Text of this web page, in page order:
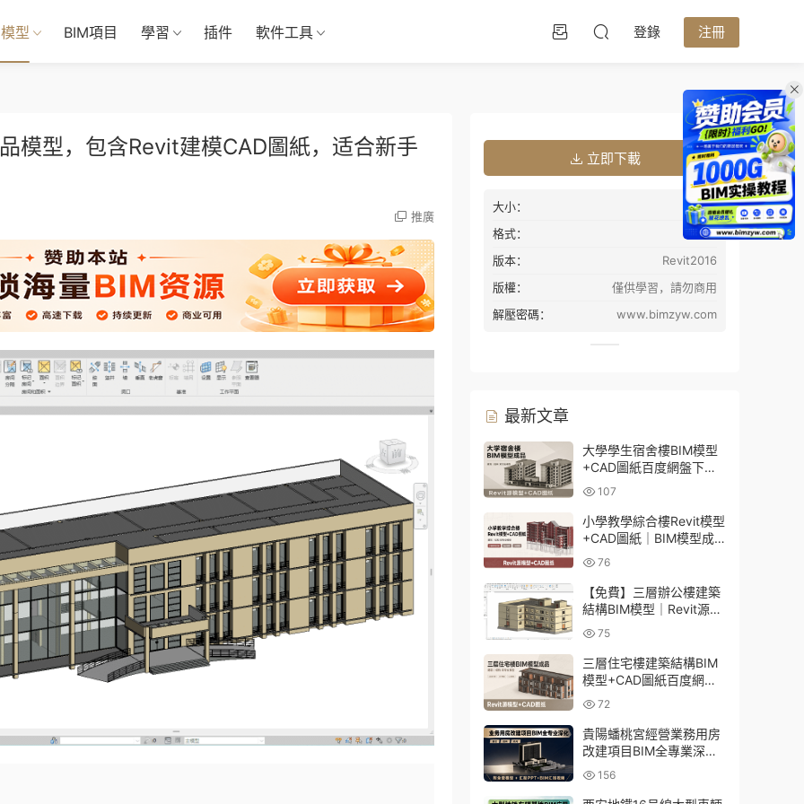
型 BIM項目 學習 插件 軟件工具 登錄 注冊
模型，包含Revit建模CAD圖紙，适合新手
推廣
立即下載
大小：
60MB
格式：
rvt
版本：
Revit2016
版權：
僅供學習，請勿商用
解壓密碼：
www.bimzyw.com
最新文章
大學學生宿舍樓BIM模型
+CAD圖紙百度網盤下載
｜建築結構全套Revit源文
件
107
小學教學綜合樓Revit模型
+CAD圖紙｜BIM模型成
品百度網盤下載
76
【免費】三層辦公樓建築
結構BIM模型｜Revit源文
件百度網盤下載
75
三層住宅樓建築結構BIM
模型+CAD圖紙百度網盤
下載
72
貴陽蟠桃宮經營業務用房
改建項目BIM全專業深化
資料下載：含模型、彙報
PPT及演示視頻
156